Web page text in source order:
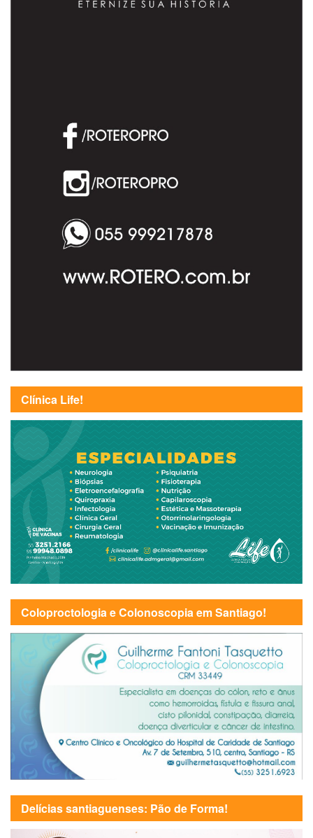
Clínica Life!
Coloproctologia e Colonoscopia em Santiago!
Delícias santiaguenses: Pão de Forma!